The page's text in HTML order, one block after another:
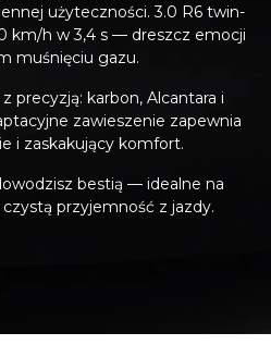
użyteczności. 3.0 R6 twin-
km/h w 3,4 s — dreszcz emocji
muśnięciu gazu.
precyzją: karbon, Alcantara i
zawieszenie zapewnia
i zaskakujący komfort.
bestią — idealne na
przyjemność z jazdy.